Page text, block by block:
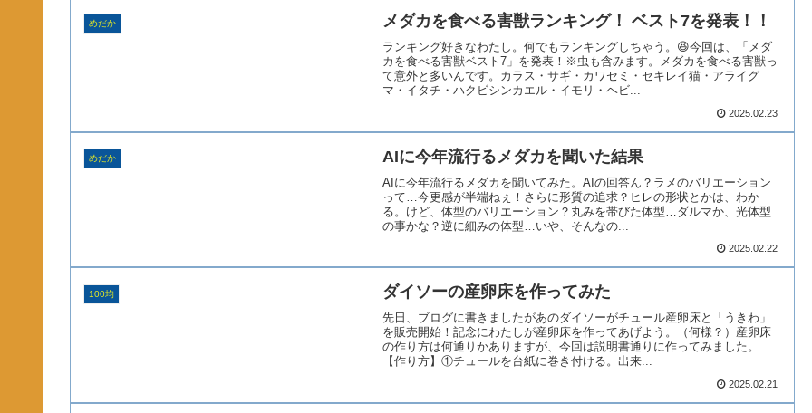
めだか メダカを食べる害獣ランキング！ ベスト7を発表！！
ランキング好きなわたし。何でもランキングしちゃう。😆今回は、「メダ
カを食べる害獣ベスト7」を発表！※虫も含みます。メダカを食べる害獣っ
て意外と多いんです。カラス・サギ・カワセミ・セキレイ猫・アライグ
マ・イタチ・ハクビシンカエル・イモリ・ヘビ...
2025.02.23
めだか AIに今年流行るメダカを聞いた結果
AIに今年流行るメダカを聞いてみた。AIの回答ん？ラメのバリエーション
って…今更感が半端ねぇ！さらに形質の追求？ヒレの形状とかは、わか
る。けど、体型のバリエーション？丸みを帯びた体型…ダルマか、光体型
の事かな？逆に細みの体型…いや、そんなの...
2025.02.22
100均 ダイソーの産卵床を作ってみた
先日、ブログに書きましたがあのダイソーがチュール産卵床と「うきわ」
を販売開始！記念にわたしが産卵床を作ってあげよう。（何様？）産卵床
の作り方は何通りかありますが、今回は説明書通りに作ってみました。
【作り方】①チュールを台紙に巻き付ける。出来...
2025.02.21